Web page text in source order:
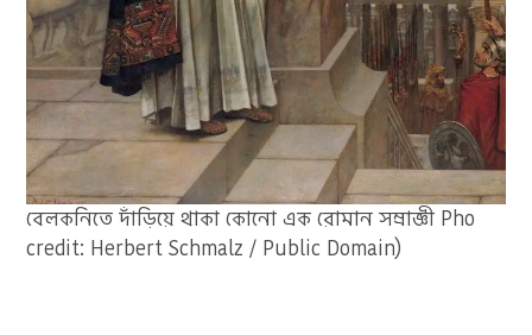
বেলকনিতে দাঁড়িয়ে থাকা কোনো এক রোমান সম্রাজ্ঞী Pho
credit: Herbert Schmalz / Public Domain)